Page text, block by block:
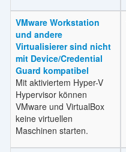
VMware Workstation
und andere
Virtualisierer sind nicht
mit Device/Credential
Guard kompatibel
Mit aktiviertem Hyper-V
Hypervisor können
VMware und VirtualBox
keine virtuellen
Maschinen starten.